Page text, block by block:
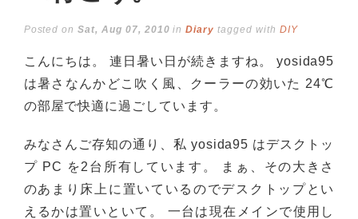
Posted onSat, Aug 07, 2010 inDiary tagged with DIY
こんにちは。 連日暑い日が続きますね。 yosida95
は暑さなんかどこ吹く風、クーラーの効いた 24℃
の部屋で快適に過ごしています。
みなさんご存知の通り、私 yosida95 はデスクトッ
プ PC を2台所有しています。 まぁ、その大きさ
のあまり床上に置いているのでデスクトップとい
えるかは置いといて。 一台は現在メインで使用し